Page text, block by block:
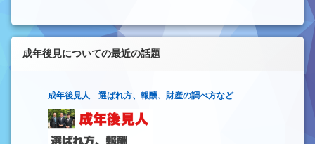
成年後見についての最近の話題
成年後見人 選ばれ方、報酬、財産の調べ方など